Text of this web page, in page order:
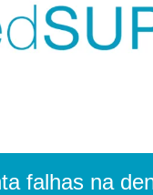
falhas na